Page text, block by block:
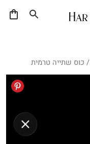
/ כוס שתייה טרמית